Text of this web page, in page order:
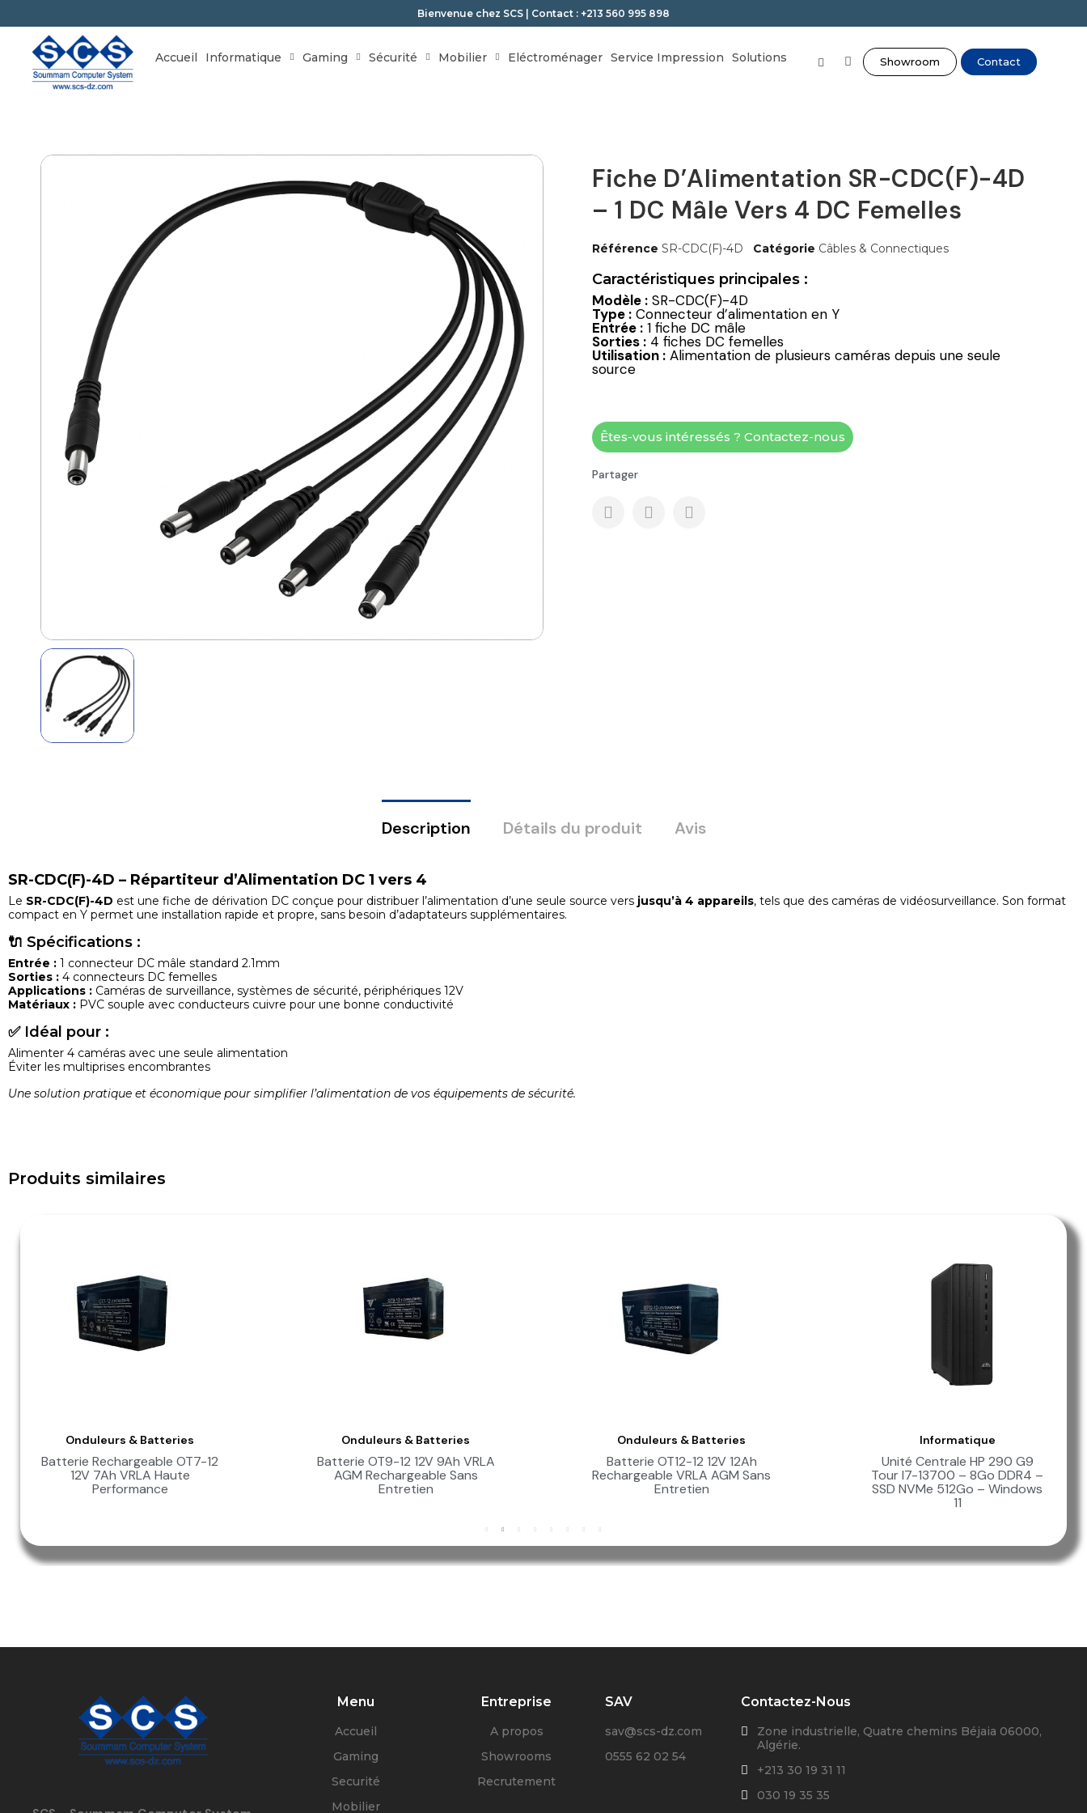
Bienvenue chez SCS | Contact : +213 560 995 898
Accueil Informatique Gaming Sécurité Mobilier Eléctroménager Service Impression Solutions Showroom Contact
Fiche D’Alimentation SR-CDC(F)-4D
– 1 DC Mâle Vers 4 DC Femelles
Référence SR-CDC(F)-4D Catégorie Câbles & Connectiques
Caractéristiques principales :
Modèle : SR-CDC(F)-4D
Type : Connecteur d’alimentation en Y
Entrée : 1 fiche DC mâle
Sorties : 4 fiches DC femelles
Utilisation : Alimentation de plusieurs caméras depuis une seule
source
Êtes-vous intéressés ? Contactez-nous
Partager
Description Détails du produit Avis
SR-CDC(F)-4D – Répartiteur d’Alimentation DC 1 vers 4
Le SR-CDC(F)-4D est une fiche de dérivation DC conçue pour distribuer l’alimentation d’une seule source vers jusqu’à 4 appareils, tels que des caméras de vidéosurveillance. Son format
compact en Y permet une installation rapide et propre, sans besoin d’adaptateurs supplémentaires.
🔌 Spécifications :
Entrée : 1 connecteur DC mâle standard 2.1mm
Sorties : 4 connecteurs DC femelles
Applications : Caméras de surveillance, systèmes de sécurité, périphériques 12V
Matériaux : PVC souple avec conducteurs cuivre pour une bonne conductivité
✅ Idéal pour :
Alimenter 4 caméras avec une seule alimentation
Éviter les multiprises encombrantes
Une solution pratique et économique pour simplifier l’alimentation de vos équipements de sécurité.
Produits similaires
Aperçu Rapide
Onduleurs & Batteries
Batterie Rechargeable OT7-12
12V 7Ah VRLA Haute
Performance
Aperçu Rapide
Onduleurs & Batteries
Batterie OT9-12 12V 9Ah VRLA
AGM Rechargeable Sans
Entretien
Aperçu Rapide
Onduleurs & Batteries
Batterie OT12-12 12V 12Ah
Rechargeable VRLA AGM Sans
Entretien
Aperçu Rapide
Informatique
Unité Centrale HP 290 G9
Tour I7-13700 – 8Go DDR4 –
SSD NVMe 512Go – Windows
11
Menu
Accueil
Gaming
Securité
Mobilier
Entreprise
A propos
Showrooms
Recrutement
SAV
sav@scs-dz.com
0555 62 02 54
Contactez-Nous
Zone industrielle, Quatre chemins Béjaia 06000,
Algérie.
+213 30 19 31 11
030 19 35 35